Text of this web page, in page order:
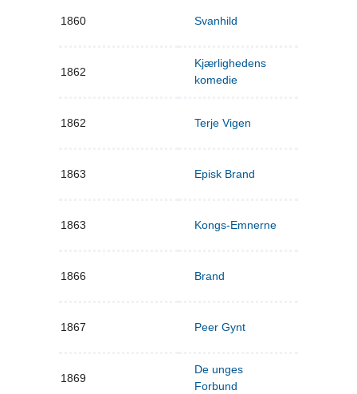
1860 Svanhild
1862
Kjærlighedens
komedie
1862 Terje Vigen
1863 Episk Brand
1863 Kongs-Emnerne
1866 Brand
1867 Peer Gynt
1869
De unges
Forbund